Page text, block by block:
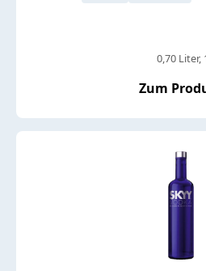
0,70 Liter
Zum